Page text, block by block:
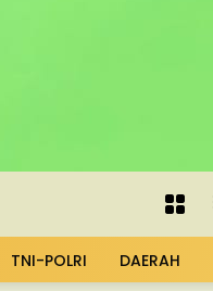
TNI-POLRI DAERAH